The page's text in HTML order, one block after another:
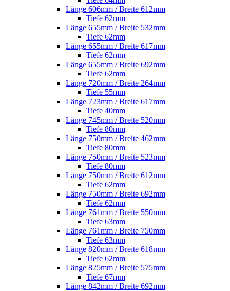
Länge 606mm / Breite 612mm
Tiefe 62mm
Länge 655mm / Breite 532mm
Tiefe 62mm
Länge 655mm / Breite 617mm
Tiefe 62mm
Länge 655mm / Breite 692mm
Tiefe 62mm
Länge 720mm / Breite 264mm
Tiefe 55mm
Länge 723mm / Breite 617mm
Tiefe 40mm
Länge 745mm / Breite 520mm
Tiefe 80mm
Länge 750mm / Breite 462mm
Tiefe 80mm
Länge 750mm / Breite 523mm
Tiefe 80mm
Länge 750mm / Breite 612mm
Tiefe 62mm
Länge 750mm / Breite 692mm
Tiefe 62mm
Länge 761mm / Breite 550mm
Tiefe 63mm
Länge 761mm / Breite 750mm
Tiefe 63mm
Länge 820mm / Breite 618mm
Tiefe 62mm
Länge 825mm / Breite 575mm
Tiefe 67mm
Länge 842mm / Breite 692mm